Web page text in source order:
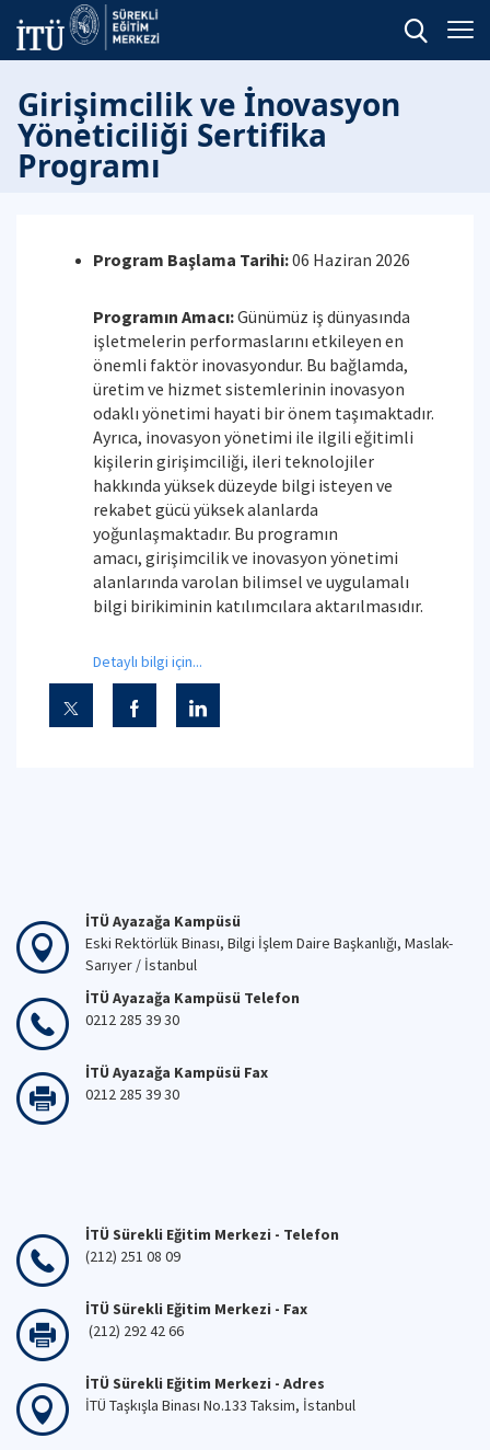
Girişimcilik ve İnovasyon
Yöneticiliği Sertifika
Programı
Program Başlama Tarihi:06 Haziran 2026
Programın Amacı:Günümüz iş dünyasında
işletmelerin performaslarını etkileyen en
önemli faktör inovasyondur. Bu bağlamda,
üretim ve hizmet sistemlerinin inovasyon
odaklı yönetimi hayati bir önem taşımaktadır.
Ayrıca, inovasyon yönetimi ile ilgili eğitimli
kişilerin girişimciliği, ileri teknolojiler
hakkında yüksek düzeyde bilgi isteyen ve
rekabet gücü yüksek alanlarda
yoğunlaşmaktadır. Bu programın
amacı, girişimcilik ve inovasyon yönetimi
alanlarında varolan bilimsel ve uygulamalı
bilgi birikiminin katılımcılara aktarılmasıdır.
Detaylı bilgi için...
İTÜ Ayazağa Kampüsü
Eski Rektörlük Binası, Bilgi İşlem Daire Başkanlığı, Maslak-
Sarıyer / İstanbul
İTÜ Ayazağa Kampüsü Telefon
0212 285 39 30
İTÜ Ayazağa Kampüsü Fax
0212 285 39 30
İTÜ Sürekli Eğitim Merkezi - Telefon
(212) 251 08 09
İTÜ Sürekli Eğitim Merkezi - Fax
(212) 292 42 66
İTÜ Sürekli Eğitim Merkezi - Adres
İTÜ Taşkışla Binası No.133 Taksim, İstanbul